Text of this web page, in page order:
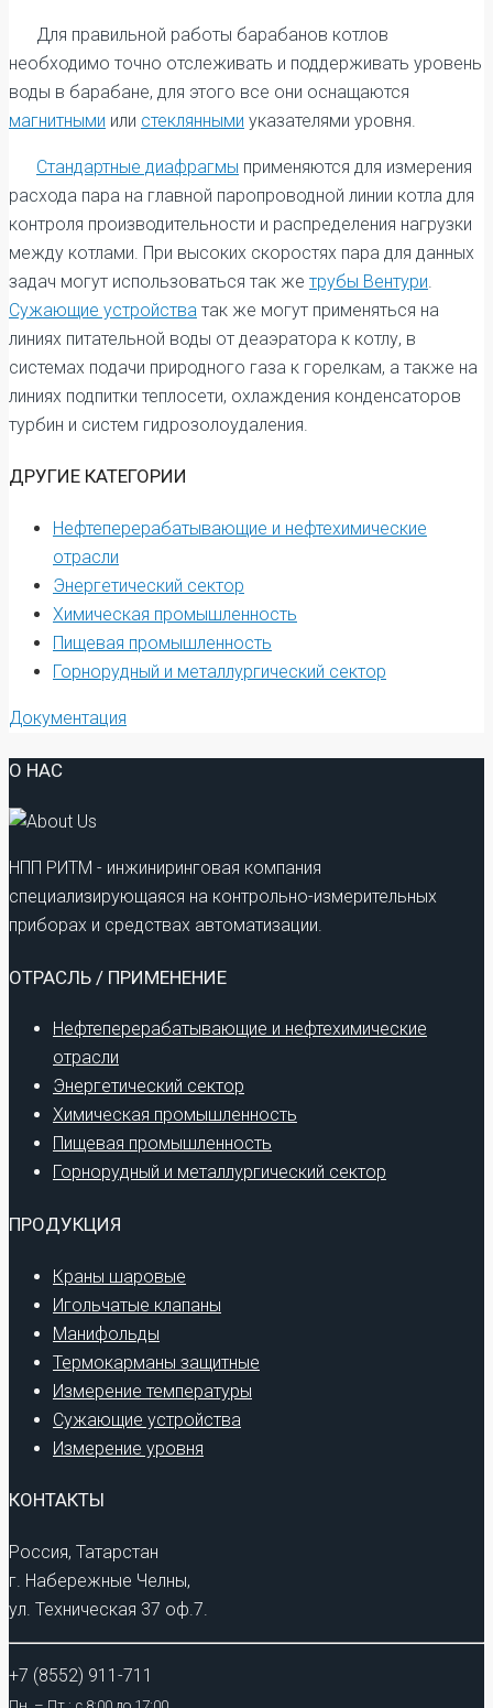
Для правильной работы барабанов котлов
необходимо точно отслеживать и поддерживать уровень
воды в барабане, для этого все они оснащаются
магнитными или стеклянными указателями уровня.
Стандартные диафрагмы применяются для измерения
расхода пара на главной паропроводной линии котла для
контроля производительности и распределения нагрузки
между котлами. При высоких скоростях пара для данных
задач могут использоваться так же трубы Вентури
Сужающие устройства так же могут применяться на
линиях питательной воды от деаэратора к котлу, в
системах подачи природного газа к горелкам, а также на
линиях подпитки теплосети, охлаждения конденсаторов
турбин и систем гидрозолоудаления.
ДРУГИЕ КАТЕГОРИИ
Нефтеперерабатывающие и нефтехимические
отрасли
Энергетический сектор
Химическая промышленность
Пищевая промышленность
Горнорудный и металлургический сектор
Документация
О НАС
НПП РИТМ - инжиниринговая компания
специализирующаяся на контрольно-измерительных
приборах и средствах автоматизации.
ОТРАСЛЬ / ПРИМЕНЕНИЕ
Нефтеперерабатывающие и нефтехимические
отрасли
Энергетический сектор
Химическая промышленность
Пищевая промышленность
Горнорудный и металлургический сектор
ПРОДУКЦИЯ
Краны шаровые
Игольчатые клапаны
Манифольды
Термокарманы защитные
Измерение температуры
Сужающие устройства
Измерение уровня
КОНТАКТЫ
Россия, Татарстан
г. Набережные Челны,
ул. Техническая 37 оф.7.
+7 (8552) 911-711